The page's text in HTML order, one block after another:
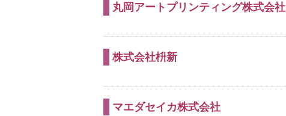
丸岡アートプリンティング株式会社
株式会社枡新
マエダセイカ株式会社